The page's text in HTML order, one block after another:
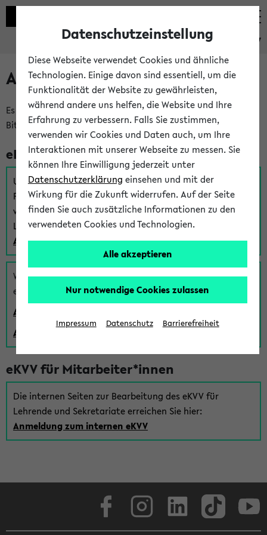
eKVV
Anmeldung am eKVV
Es gibt mehrere Möglichkeiten zur Anmeldung am eKVV.
Bitte wählen Sie die für Sie richtige aus:
eKVV für Studierende
Um sich einen Stundenplan zu erstellen und alle weiteren
Funktionen des eKVVs für Studierende zu nutzen,
verwenden Sie diesen Link zur Anmeldung über Ihr Uni
Login:
Anmeldung zum eKVV der Studierenden
Wenn Sie (noch) kein Uni Login haben, können Sie das
eKVV auch über einen Gastzugang verwenden:
Anmeldung über einen vorhandenen Gastzugang
Anlegen eines neuen Gastzugangs
eKVV für Mitarbeiter*innen
Die internen Seiten zur Bearbeitung des eKVV für
Lehrende und Sekretariate erreichen Sie hier:
Anmeldung zum internen eKVV
Datenschutzeinstellung
Diese Webseite verwendet Cookies und ähnliche
Technologien. Einige davon sind essentiell, um die
Funktionalität der Website zu gewährleisten,
während andere uns helfen, die Website und Ihre
Erfahrung zu verbessern. Falls Sie zustimmen,
verwenden wir Cookies und Daten auch, um Ihre
Interaktionen mit unserer Webseite zu messen. Sie
können Ihre Einwilligung jederzeit unter
Datenschutzerklärung einsehen und mit der
Wirkung für die Zukunft widerrufen. Auf der Seite
finden Sie auch zusätzliche Informationen zu den
verwendeten Cookies und Technologien.
Alle akzeptieren
Nur notwendige Cookies zulassen
Impressum Datenschutz Barrierefreiheit